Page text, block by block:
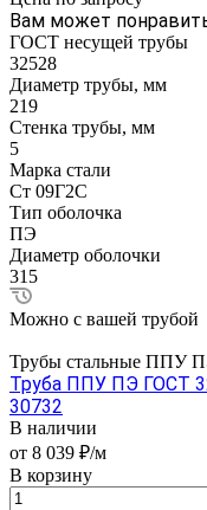
Вам может
ГОСТ несущей трубы
32528
Диаметр трубы, мм
219
Стенка трубы, мм
5
Марка стали
Ст 09Г2С
Тип оболочка
ПЭ
Диаметр оболочки
315
Можно с вашей трубой
Трубы стальные ППУ
Труба ППУ ПЭ ГОСТ
30732
В наличии
от 8 039 ₽/м
В корзину